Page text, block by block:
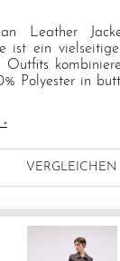
Leather
ist ein
Outfits
Polyester in
*
VERGLEICHEN